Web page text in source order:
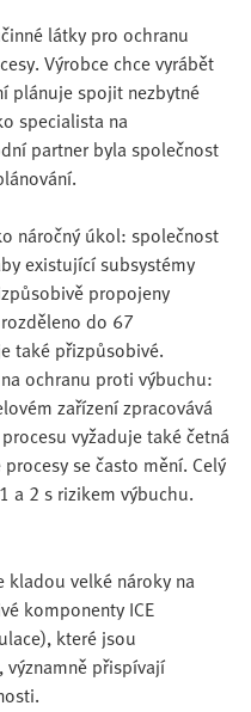
látky pro ochranu
Výrobce chce vyrábět
plánuje spojit nezbytné
specialista na
partner byla společnost
náročný úkol: společnost
existující subsystémy
propojeny
do 67
také přizpůsobivé.
ochranu proti výbuchu:
zařízení zpracovává
vyžaduje také četná
se často mění. Celý
a 2 s rizikem výbuchu.
kladou velké nároky na
komponenty ICE
které jsou
přispívají